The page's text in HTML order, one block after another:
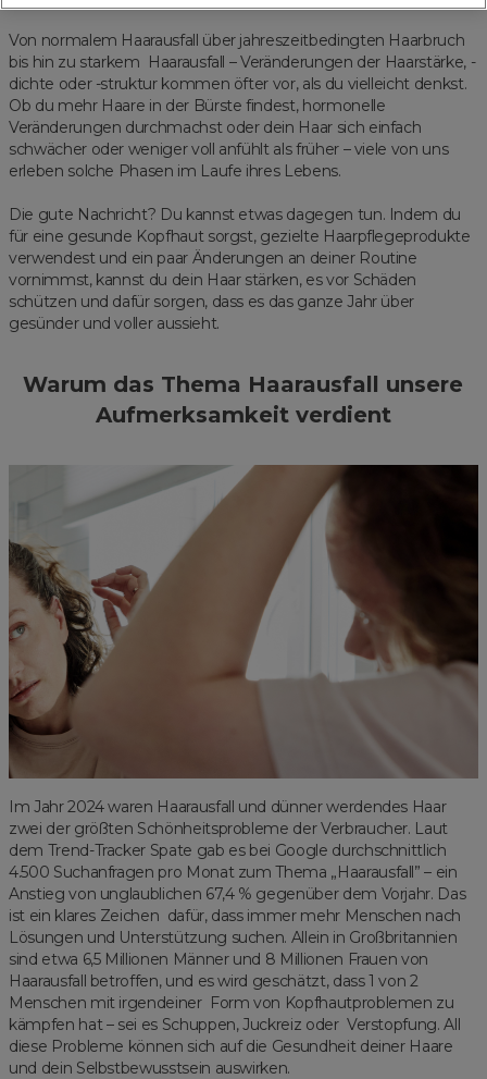
Von normalem Haarausfall über jahreszeitbedingten Haarbruch
bis hin zu starkem Haarausfall – Veränderungen der Haarstärke, -
dichte oder -struktur kommen öfter vor, als du vielleicht denkst.
Ob du mehr Haare in der Bürste findest, hormonelle
Veränderungen durchmachst oder dein Haar sich einfach
schwächer oder weniger voll anfühlt als früher – viele von uns
erleben solche Phasen im Laufe ihres Lebens.
Die gute Nachricht? Du kannst etwas dagegen tun. Indem du
für eine gesunde Kopfhaut sorgst, gezielte Haarpflegeprodukte
verwendest und ein paar Änderungen an deiner Routine
vornimmst, kannst du dein Haar stärken, es vor Schäden
schützen und dafür sorgen, dass es das ganze Jahr über
gesünder und voller aussieht.
Warum das Thema Haarausfall unsere
Aufmerksamkeit verdient
Im Jahr 2024 waren Haarausfall und dünner werdendes Haar
zwei der größten Schönheitsprobleme der Verbraucher. Laut
dem Trend-Tracker Spate gab es bei Google durchschnittlich
4.500 Suchanfragen pro Monat zum Thema „Haarausfall” – ein
Anstieg von unglaublichen 67,4 % gegenüber dem Vorjahr. Das
ist ein klares Zeichen dafür, dass immer mehr Menschen nach
Lösungen und Unterstützung suchen. Allein in Großbritannien
sind etwa 6,5 Millionen Männer und 8 Millionen Frauen von
Haarausfall betroffen, und es wird geschätzt, dass 1 von 2
Menschen mit irgendeiner Form von Kopfhautproblemen zu
kämpfen hat – sei es Schuppen, Juckreiz oder Verstopfung. All
diese Probleme können sich auf die Gesundheit deiner Haare
und dein Selbstbewusstsein auswirken.